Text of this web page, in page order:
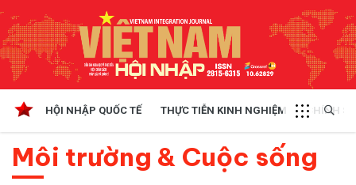
HỘI NHẬP QUỐC TẾ THỰC TIỄN KINH NGHIỆM CHÍNH
Môi trường & Cuộc sống